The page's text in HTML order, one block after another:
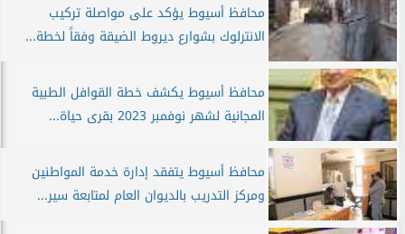
محافظ أسيوط يؤكد على مواصلة تركيب
الانترلوك بشوارع ديروط الضيقة وفقاً لخطة...
محافظ أسيوط يكشف خطة القوافل الطبية
المجانية لشهر نوفمبر 2023 بقرى حياة...
محافظ أسيوط يتفقد إدارة خدمة المواطنين
ومركز التدريب بالديوان العام لمتابعة سير...